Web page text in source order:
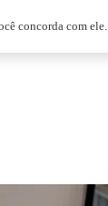
concorda com ele.